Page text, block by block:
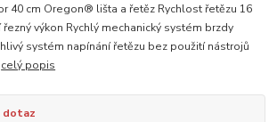
40 cm Oregon® lišta a řetěz Rychlost řetězu 16
výkon Rychlý mechanický systém brzdy
systém napínání řetězu bez použití nástrojů
celý popis
dotaz